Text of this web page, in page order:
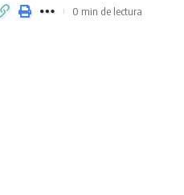
0 min de lectura